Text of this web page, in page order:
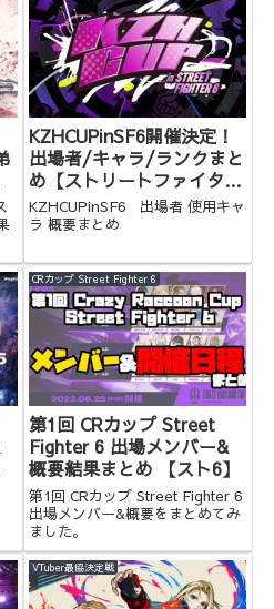
KZHCUPinSF6開催決定！
出場者/キャラ/ランクまと
め【ストリートファイター
6】
KZHCUPinSF6 出場者 使用キャ
ラ 概要まとめ
CRカップ Street Fighter 6
第1回 CRカップ Street
Fighter 6 出場メンバー&
概要結果まとめ 【スト6】
第1回 CRカップ Street Fighter 6
出場メンバー&概要をまとめてみ
ました。
VTuber最協決定戦